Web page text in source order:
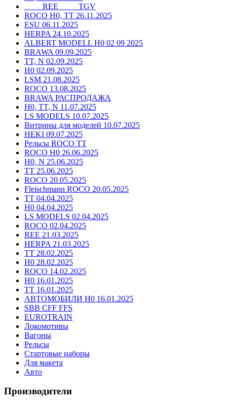
____ REE ____ TGV
ROCO H0, TT 26.11.2025
ESU 06.11.2025
HERPA 24.10.2025
ALBERT MODELL H0 02 09 2025
BRAWA 09.09.2025
TT, N 02.09.2025
H0 02.09.2025
LSM 21.08.2025
ROCO 13.08.2025
BRAWA РАСПРОДАЖА
H0, TT, N 11.07.2025
LS MODELS 10.07.2025
Витрины для моделей 10.07.2025
HEKI 09.07.2025
Рельсы ROCO TT
ROCO H0 26.06.2025
H0, N 25.06.2025
TT 25.06.2025
ROCO 20.05.2025
Fleischmann ROCO 20.05.2025
TT 04.04.2025
H0 04.04.2025
LS MODELS 02.04.2025
ROCO 02.04.2025
REE 21.03.2025
HERPA 21.03.2025
TT 28.02.2025
H0 28.02.2025
ROCO 14.02.2025
H0 16.01.2025
TT 16.01.2025
АВТОМОБИЛИ H0 16.01.2025
SBB CFF FFS
EUROTRAIN
Локомотивы
Вагоны
Рельсы
Стартовые наборы
Для макета
Авто
Производители